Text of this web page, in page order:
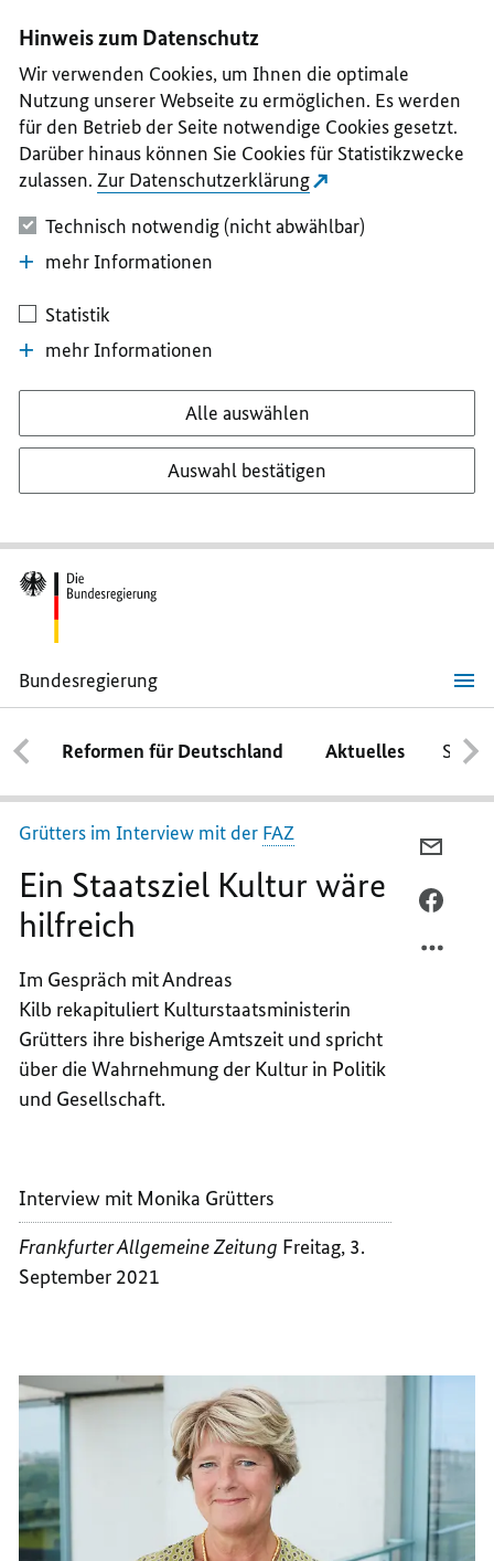
II
III
IV
V
Hinweis zum Datenschutz
Wir verwenden Cookies, um Ihnen die optimale
Nutzung unserer Webseite zu ermöglichen. Es werden
für den Betrieb der Seite notwendige Cookies gesetzt.
Darüber hinaus können Sie Cookies für Statistikzwecke
zulassen. Zur Datenschutzerklärung
Technisch notwendig (nicht abwählbar)
mehr Informationen
Statistik
mehr Informationen
Alle auswählen
Auswahl bestätigen
Bundesregierung
Ein
Staatsziel
Kultur
wäre
hilfreich
Reformen für Deutschland Aktuelles
Grütters im Interview mit der FAZ
Ein Staatsziel Kultur wäre
hilfreich
Im Gespräch mit Andreas
Kilb rekapituliert Kulturstaatsministerin
Grütters ihre bisherige Amtszeit und spricht
über die Wahrnehmung der Kultur in Politik
und Gesellschaft.
Interview mit Monika Grütters
Frankfurter Allgemeine Zeitung Freitag, 3.
September 2021